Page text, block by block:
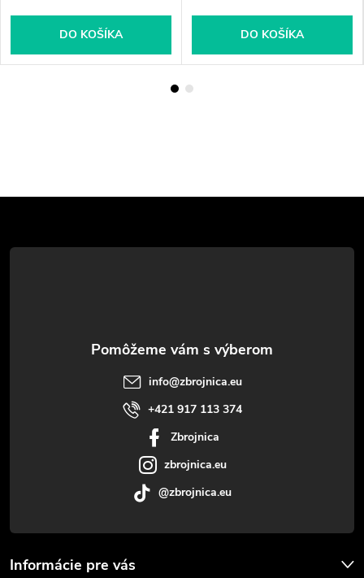
DO KOŠÍKA DO KOŠÍKA
á
Informácie pre vás
info@zbrojnica.eu
+421 917 113 374
Zbrojnica
zbrojnica.eu
@zbrojnica.eu